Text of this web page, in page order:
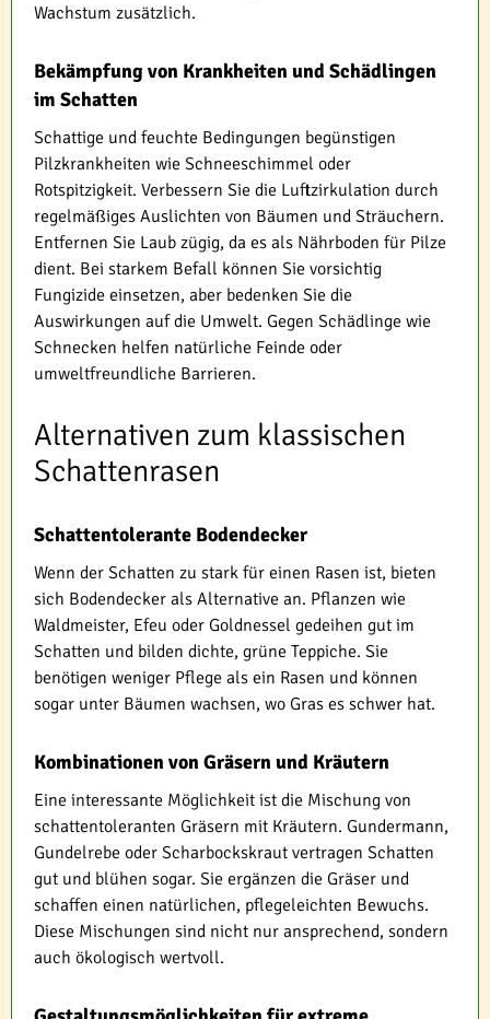
Wachstum zusätzlich.
Bekämpfung von Krankheiten und Schädlingen
im Schatten
Schattige und feuchte Bedingungen begünstigen
Pilzkrankheiten wie Schneeschimmel oder
Rotspitzigkeit. Verbessern Sie die Luftzirkulation durch
regelmäßiges Auslichten von Bäumen und Sträuchern.
Entfernen Sie Laub zügig, da es als Nährboden für Pilze
dient. Bei starkem Befall können Sie vorsichtig
Fungizide einsetzen, aber bedenken Sie die
Auswirkungen auf die Umwelt. Gegen Schädlinge wie
Schnecken helfen natürliche Feinde oder
umweltfreundliche Barrieren.
Alternativen zum klassischen
Schattenrasen
Schattentolerante Bodendecker
Wenn der Schatten zu stark für einen Rasen ist, bieten
sich Bodendecker als Alternative an. Pflanzen wie
Waldmeister, Efeu oder Goldnessel gedeihen gut im
Schatten und bilden dichte, grüne Teppiche. Sie
benötigen weniger Pflege als ein Rasen und können
sogar unter Bäumen wachsen, wo Gras es schwer hat.
Kombinationen von Gräsern und Kräutern
Eine interessante Möglichkeit ist die Mischung von
schattentoleranten Gräsern mit Kräutern. Gundermann,
Gundelrebe oder Scharbockskraut vertragen Schatten
gut und blühen sogar. Sie ergänzen die Gräser und
schaffen einen natürlichen, pflegeleichten Bewuchs.
Diese Mischungen sind nicht nur ansprechend, sondern
auch ökologisch wertvoll.